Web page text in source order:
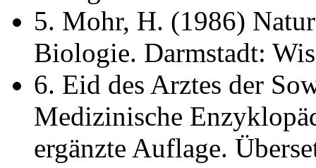
5. Mohr, H. (1986)
Biologie. Darmstadt:
6. Eid des Arztes der
Medizinische
ergänzte Auflage.